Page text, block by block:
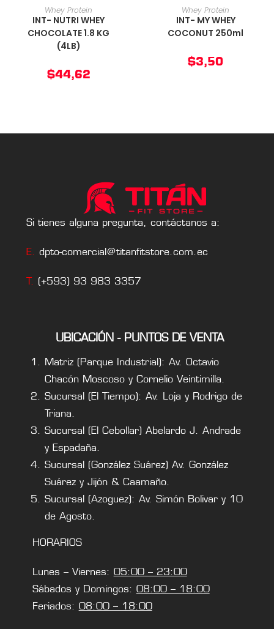
AÑADIR AL CARRITO
Whey Protein
INT- NUTRI WHEY
CHOCOLATE 1.8 KG
(4LB)
$44,62
AÑADIR AL CARRITO
Whey Protein
INT- MY WHEY
COCONUT 250ml
$3,50
Si tienes alguna pregunta, contáctanos a:
E. dpto-comercial@titanfitstore.com.ec
T. (+593) 93 983 3357
UBICACIÓN - PUNTOS DE VENTA
Matriz (Parque Industrial): Av. Octavio
Chacón Moscoso y Cornelio Veintimilla.
Sucursal (El Tiempo): Av. Loja y Rodrigo de
Triana.
Sucursal (El Cebollar) Abelardo J. Andrade
y Espadaña.
Sucursal (González Suárez) Av. González
Suárez y Jijón & Caamaño.
Sucursal (Azoguez): Av. Simón Bolivar y 10
de Agosto.
HORARIOS
Lunes – Viernes: 05:00 – 23:00
Sábados y Domingos: 08:00 – 18:00
Feriados: 08:00 – 18:00